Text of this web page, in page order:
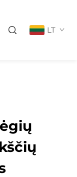
LT